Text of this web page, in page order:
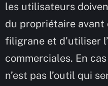
les utilisateurs
du propriétaire
filigrane et d’utiliser
commerciales. En
n’est pas l’outil qui